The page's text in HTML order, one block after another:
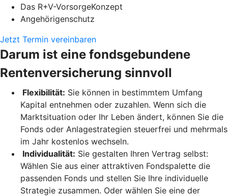
Das R+V-VorsorgeKonzept
Angehörigenschutz
Jetzt Termin vereinbaren
Darum ist eine fondsgebundene
Rentenversicherung sinnvoll
Flexibilität: Sie können in bestimmtem Umfang
Kapital entnehmen oder zuzahlen. Wenn sich die
Marktsituation oder Ihr Leben ändert, können Sie die
Fonds oder Anlagestrategien steuerfrei und mehrmals
im Jahr kostenlos wechseln.
Individualität: Sie gestalten Ihren Vertrag selbst:
Wählen Sie aus einer attraktiven Fondspalette die
passenden Fonds und stellen Sie Ihre individuelle
Strategie zusammen. Oder wählen Sie eine der